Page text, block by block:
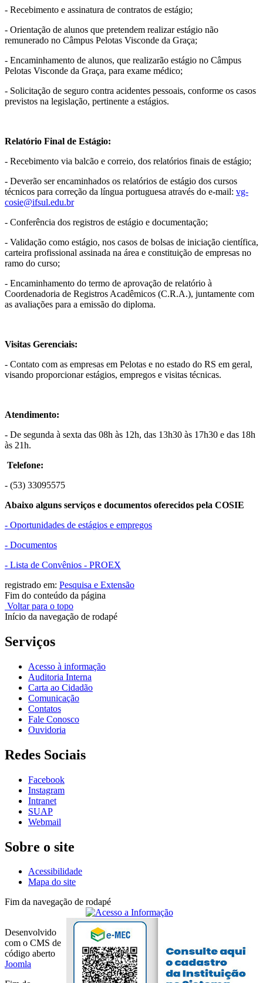
- Recebimento e assinatura de contratos de estágio;
- Orientação de alunos que pretendem realizar estágio não
remunerado no Câmpus Pelotas Visconde da Graça;
- Encaminhamento de alunos, que realizarão estágio no Câmpus
Pelotas Visconde da Graça, para exame médico;
- Solicitação de seguro contra acidentes pessoais, conforme os casos
previstos na legislação, pertinente a estágios.
Relatório Final de Estágio:
- Recebimento via balcão e correio, dos relatórios finais de estágio;
- Deverão ser encaminhados os relatórios de estágio dos cursos
técnicos para correção da língua portuguesa através do e-mail: vg-
cosie@ifsul.edu.br
- Conferência dos registros de estágio e documentação;
- Validação como estágio, nos casos de bolsas de iniciação científica,
carteira profissional assinada na área e constituição de empresas no
ramo do curso;
- Encaminhamento do termo de aprovação de relatório à
Coordenadoria de Registros Acadêmicos (C.R.A.), juntamente com
as avaliações para a emissão do diploma.
Visitas Gerenciais:
- Contato com as empresas em Pelotas e no estado do RS em geral,
visando proporcionar estágios, empregos e visitas técnicas.
Atendimento:
- De segunda à sexta das 08h às 12h, das 13h30 às 17h30 e das 18h
às 21h.
Telefone:
- (53) 33095575
Abaixo alguns serviços e documentos oferecidos pela COSIE
- Oportunidades de estágios e empregos
- Documentos
- Lista de Convênios - PROEX
registrado em: Pesquisa e Extensão
Fim do conteúdo da página
Voltar para o topo
Início da navegação de rodapé
Serviços
Acesso à informação
Auditoria Interna
Carta ao Cidadão
Comunicação
Contatos
Fale Conosco
Ouvidoria
Redes Sociais
Facebook
Instagram
Intranet
SUAP
Webmail
Sobre o site
Acessibilidade
Mapa do site
Fim da navegação de rodapé
Desenvolvido
com o CMS de
código aberto
Joomla